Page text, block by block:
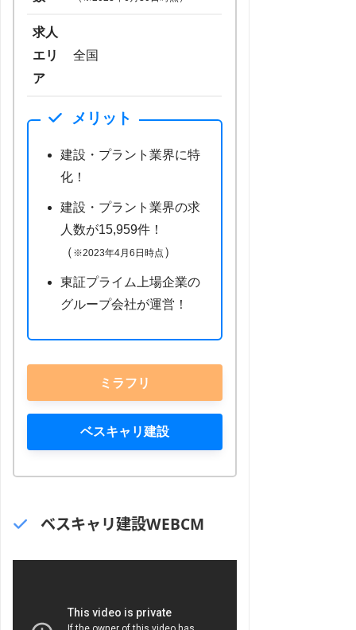
求人
エリ
ア
全国
メリット
建設・プラント業界に特
化！
建設・プラント業界の求
人数が15,959件！
（ ※2023年4月6日時点 ）
東証プライム上場企業の
グループ会社が運営！
ミラフリ
ベスキャリ建設
ベスキャリ建設WEBCM